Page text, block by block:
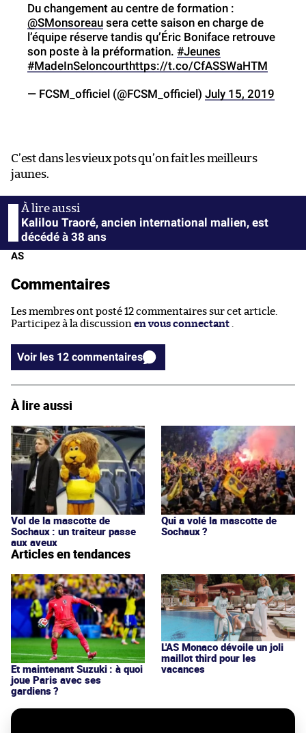
Du changement au centre de formation :
@SMonsoreau sera cette saison en charge de
l’équipe réserve tandis qu’Éric Boniface retrouve
son poste à la préformation. #Jeunes
#MadeInSeloncourthttps://t.co/CfASSWaHTM
— FCSM_officiel (@FCSM_officiel) July 15, 2019
C’est dans les vieux pots qu’on fait les meilleurs
jaunes.
Kalilou Traoré, ancien international malien, est
décédé à 38 ans
AS
Commentaires
Les membres ont posté 12 commentaires sur cet article.
Participez à la discussion en vous connectant
Voir les 12 commentaires
À lire aussi
Vol de la mascotte de
Sochaux : un traiteur passe
aux aveux
Qui a volé la mascotte de
Sochaux ?
Articles en tendances
Et maintenant Suzuki : à quoi
joue Paris avec ses
gardiens ?
L'AS Monaco dévoile un joli
maillot third pour les
vacances